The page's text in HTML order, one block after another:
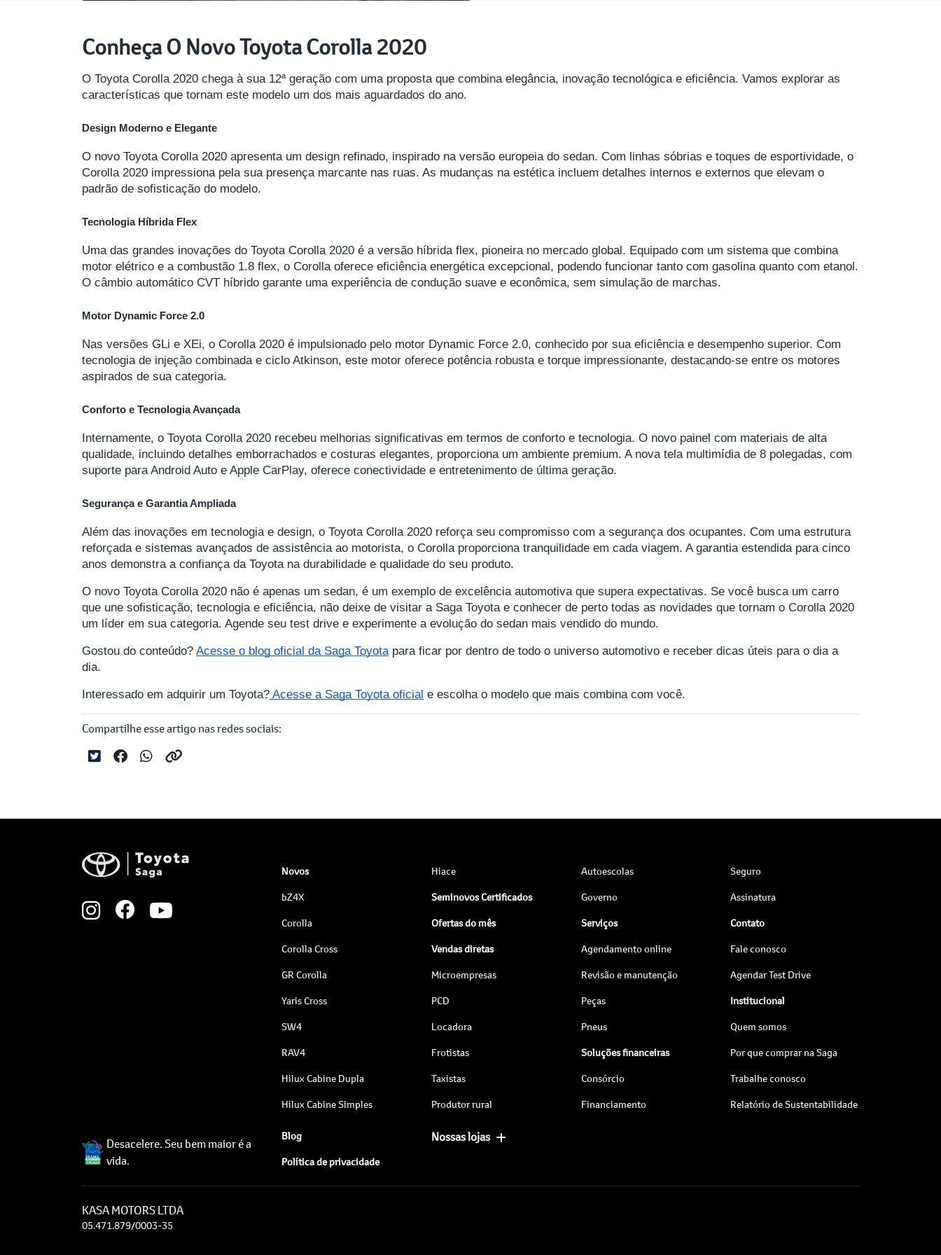
Conheça O Novo Toyota Corolla 2020
O Toyota Corolla 2020 chega à sua 12ª geração com uma proposta que combina elegância, inovação tecnológica e eficiência. Vamos explorar as
características que tornam este modelo um dos mais aguardados do ano.
Design Moderno e Elegante
O novo Toyota Corolla 2020 apresenta um design refinado, inspirado na versão europeia do sedan. Com linhas sóbrias e toques de esportividade, o
Corolla 2020 impressiona pela sua presença marcante nas ruas. As mudanças na estética incluem detalhes internos e externos que elevam o
padrão de sofisticação do modelo.
Tecnologia Híbrida Flex
Uma das grandes inovações do Toyota Corolla 2020 é a versão híbrida flex, pioneira no mercado global. Equipado com um sistema que combina
motor elétrico e a combustão 1.8 flex, o Corolla oferece eficiência energética excepcional, podendo funcionar tanto com gasolina quanto com etanol.
O câmbio automático CVT híbrido garante uma experiência de condução suave e econômica, sem simulação de marchas.
Motor Dynamic Force 2.0
Nas versões GLi e XEi, o Corolla 2020 é impulsionado pelo motor Dynamic Force 2.0, conhecido por sua eficiência e desempenho superior. Com
tecnologia de injeção combinada e ciclo Atkinson, este motor oferece potência robusta e torque impressionante, destacando-se entre os motores
aspirados de sua categoria.
Conforto e Tecnologia Avançada
Internamente, o Toyota Corolla 2020 recebeu melhorias significativas em termos de conforto e tecnologia. O novo painel com materiais de alta
qualidade, incluindo detalhes emborrachados e costuras elegantes, proporciona um ambiente premium. A nova tela multimídia de 8 polegadas, com
suporte para Android Auto e Apple CarPlay, oferece conectividade e entretenimento de última geração.
Segurança e Garantia Ampliada
Além das inovações em tecnologia e design, o Toyota Corolla 2020 reforça seu compromisso com a segurança dos ocupantes. Com uma estrutura
reforçada e sistemas avançados de assistência ao motorista, o Corolla proporciona tranquilidade em cada viagem. A garantia estendida para cinco
anos demonstra a confiança da Toyota na durabilidade e qualidade do seu produto.
O novo Toyota Corolla 2020 não é apenas um sedan, é um exemplo de excelência automotiva que supera expectativas. Se você busca um carro
que une sofisticação, tecnologia e eficiência, não deixe de visitar a Saga Toyota e conhecer de perto todas as novidades que tornam o Corolla 2020
um líder em sua categoria. Agende seu test drive e experimente a evolução do sedan mais vendido do mundo.
Gostou do conteúdo? Acesse o blog oficial da Saga Toyotapara ficar por dentro de todo o universo automotivo e receber dicas úteis para o dia a
dia.
Interessado em adquirir um Toyota? Acesse a Saga Toyota oficial e escolha o modelo que mais combina com você.
Compartilhe esse artigo nas redes sociais:
Desacelere. Seu bem maior é a
vida.
Novos
bZ4X
Corolla
Corolla Cross
GR Corolla
Yaris Cross
SW4
RAV4
Hilux Cabine Dupla
Hilux Cabine Simples
Hiace
Seminovos Certificados
Ofertas do mês
Vendas diretas
Microempresas
PCD
Locadora
Frotistas
Taxistas
Produtor rural
Autoescolas
Governo
Serviços
Agendamento online
Revisão e manutenção
Peças
Pneus
Soluções financeiras
Consórcio
Financiamento
Seguro
Assinatura
Contato
Fale conosco
Agendar Test Drive
Institucional
Quem somos
Por que comprar na Saga
Trabalhe conosco
Relatório de Sustentabilidade
Blog
Política de privacidade
Nossas lojas
KASA MOTORS LTDA
05.471.879/0003-35